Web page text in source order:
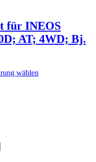
für INEOS
AT; 4WD; Bj.
wählen